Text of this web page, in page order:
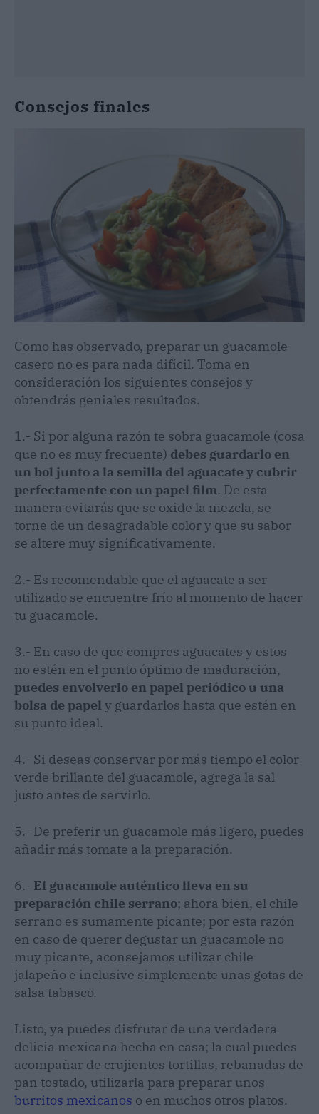
Consejos finales
Como has observado, preparar un guacamole
casero no es para nada difícil. Toma en
consideración los siguientes consejos y
obtendrás geniales resultados.
1.- Si por alguna razón te sobra guacamole (cosa
que no es muy frecuente) debes guardarlo en
un bol junto a la semilla del aguacate y cubrir
perfectamente con un papel film. De esta
manera evitarás que se oxide la mezcla, se
torne de un desagradable color y que su sabor
se altere muy significativamente.
2.- Es recomendable que el aguacate a ser
utilizado se encuentre frío al momento de hacer
tu guacamole.
3.- En caso de que compres aguacates y estos
no estén en el punto óptimo de maduración,
puedes envolverlo en papel periódico u una
bolsa de papel y guardarlos hasta que estén en
su punto ideal.
4.- Si deseas conservar por más tiempo el color
verde brillante del guacamole, agrega la sal
justo antes de servirlo.
5.- De preferir un guacamole más ligero, puedes
añadir más tomate a la preparación.
6.- El guacamole auténtico lleva en su
preparación chile serrano; ahora bien, el chile
serrano es sumamente picante; por esta razón
en caso de querer degustar un guacamole no
muy picante, aconsejamos utilizar chile
jalapeño e inclusive simplemente unas gotas de
salsa tabasco.
Listo, ya puedes disfrutar de una verdadera
delicia mexicana hecha en casa; la cual puedes
acompañar de crujientes tortillas, rebanadas de
pan tostado, utilizarla para preparar unos
burritos mexicanos o en muchos otros platos.